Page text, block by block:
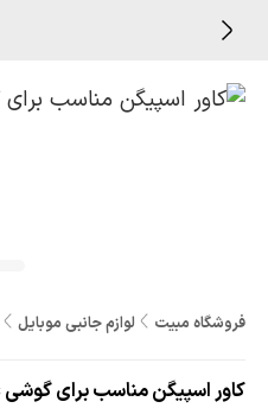
فروشگاه مبیت لوازم جانبی موبایل
کاور اسپیگن مناسب برای گوشی iphone 7 Plus